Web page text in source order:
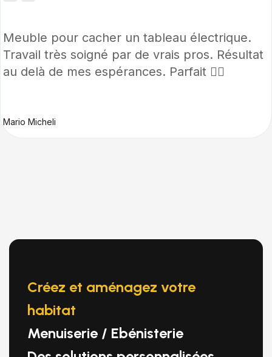
Meuble pour cacher un tableau électrique.
Travail très soigné par de vrais pros. Résultat
au delà de mes espérances. Parfait 👍🏻
Mario Micheli
Créez et aménagez votre
habitat
Menuiserie / Ebénisterie